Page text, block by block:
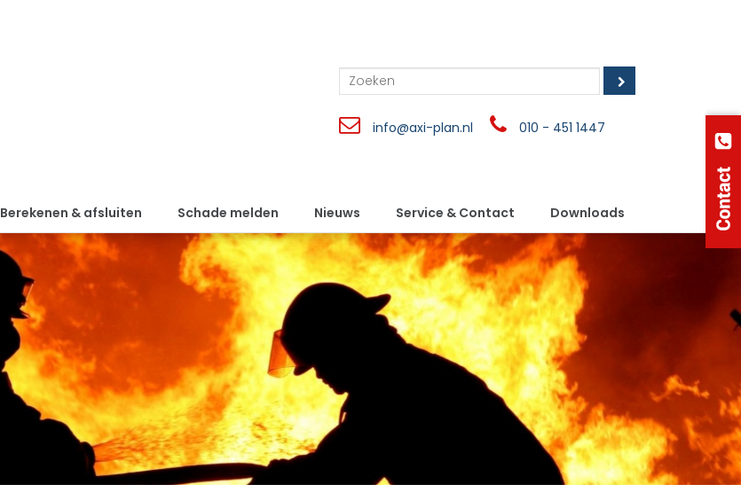
info@axi-plan.nl 010 - 451 1447
Berekenen & afsluiten Schade melden Nieuws Service & Contact Downloads